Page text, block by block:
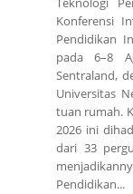
Konferensi
Pendidikan
pada 6–8
Sentraland,
Universitas
tuan rumah.
2026 ini
dari 33
Pendidikan...